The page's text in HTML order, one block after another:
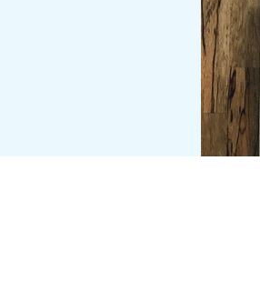
מודפסת -
מלאה